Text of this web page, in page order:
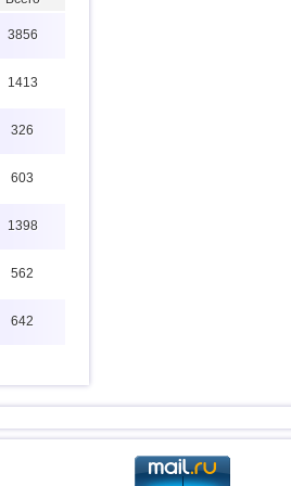
3856
1413
326
603
1398
562
642